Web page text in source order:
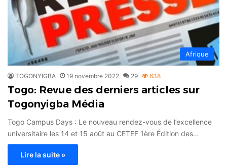
Afrique
TOGONYIGBA 19 novembre 2022 29 638
Togo: Revue des derniers articles sur
Togonyigba Média
Togo Campus Days : Le nouveau rendez-vous de l’excellence
universitaire les 14 et 15 août au CETEF 1ère Édition des…
Lire la suite »